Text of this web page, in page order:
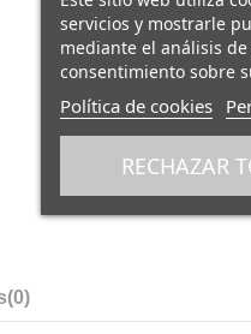
(0)
servicios y mostrarle
mediante el análisis
consentimiento sobre
Política de cookies
RECHAZAR